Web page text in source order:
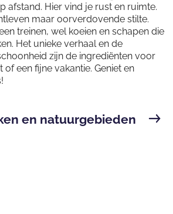
afstand. Hier vind je rust en ruimte.
maar oorverdovende stilte.
treinen, wel koeien en schapen die
Het unieke verhaal en de
zijn de ingrediënten voor
of een fijne vakantie. Geniet en
en natuurgebieden